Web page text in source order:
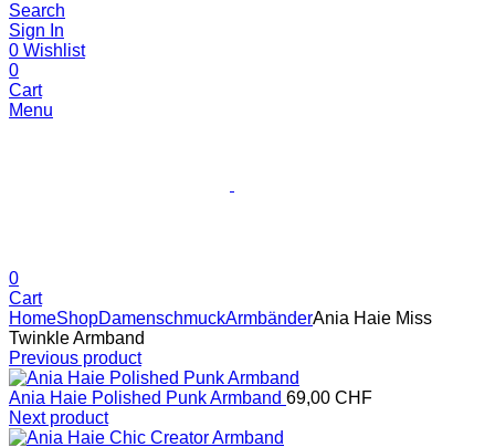
Search
Sign In
0 Wishlist
0
Cart
Menu
0
Cart
HomeShopDamenschmuckArmbänderAnia Haie Miss
Twinkle Armband
Previous product
Ania Haie Polished Punk Armband 69,00 CHF
Next product